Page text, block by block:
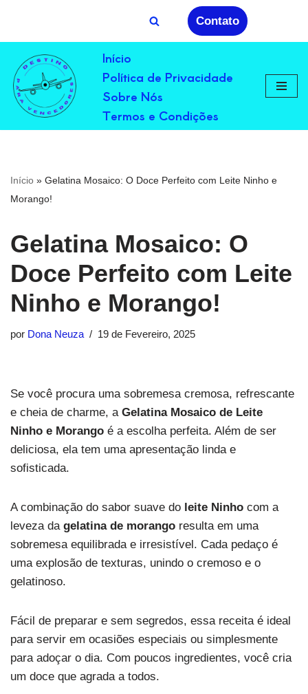
para
o
conteúdo
Contato
Início
Política de Privacidade
Sobre Nós
Termos e Condições
Início » Gelatina Mosaico: O Doce Perfeito com Leite Ninho e
Morango!
Gelatina Mosaico: O
Doce Perfeito com Leite
Ninho e Morango!
por Dona Neuza 19 de Fevereiro, 2025
Se você procura uma sobremesa cremosa, refrescante
e cheia de charme, a Gelatina Mosaico de Leite
Ninho e Morango é a escolha perfeita. Além de ser
deliciosa, ela tem uma apresentação linda e
sofisticada.
A combinação do sabor suave do leite Ninho com a
leveza da gelatina de morango resulta em uma
sobremesa equilibrada e irresistível. Cada pedaço é
uma explosão de texturas, unindo o cremoso e o
gelatinoso.
Fácil de preparar e sem segredos, essa receita é ideal
para servir em ocasiões especiais ou simplesmente
para adoçar o dia. Com poucos ingredientes, você cria
um doce que agrada a todos.